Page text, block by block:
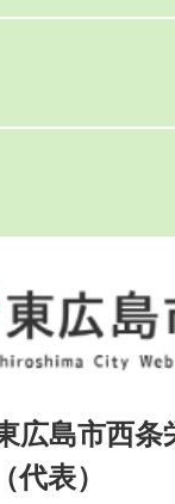
広島市西
代表）